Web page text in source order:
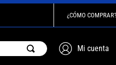
¿CÓMO COMPRAR?